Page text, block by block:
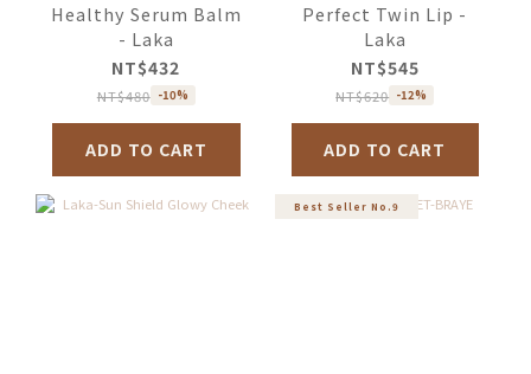
Healthy Serum Balm
- Laka
NT$432
NT$480 -10%
ADD TO CART
Perfect Twin Lip -
Laka
NT$545
NT$620 -12%
ADD TO CART
Best Seller No.9